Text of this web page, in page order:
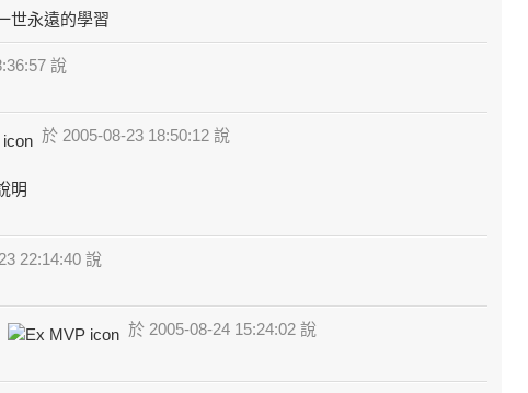
世永遠的學習
說
於 2005-08-23 18:50:12 說
明
22:14:40 說
於 2005-08-24 15:24:02 說